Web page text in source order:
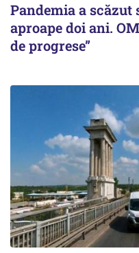
Pandemia a scăzut
aproape doi ani.
de progrese”